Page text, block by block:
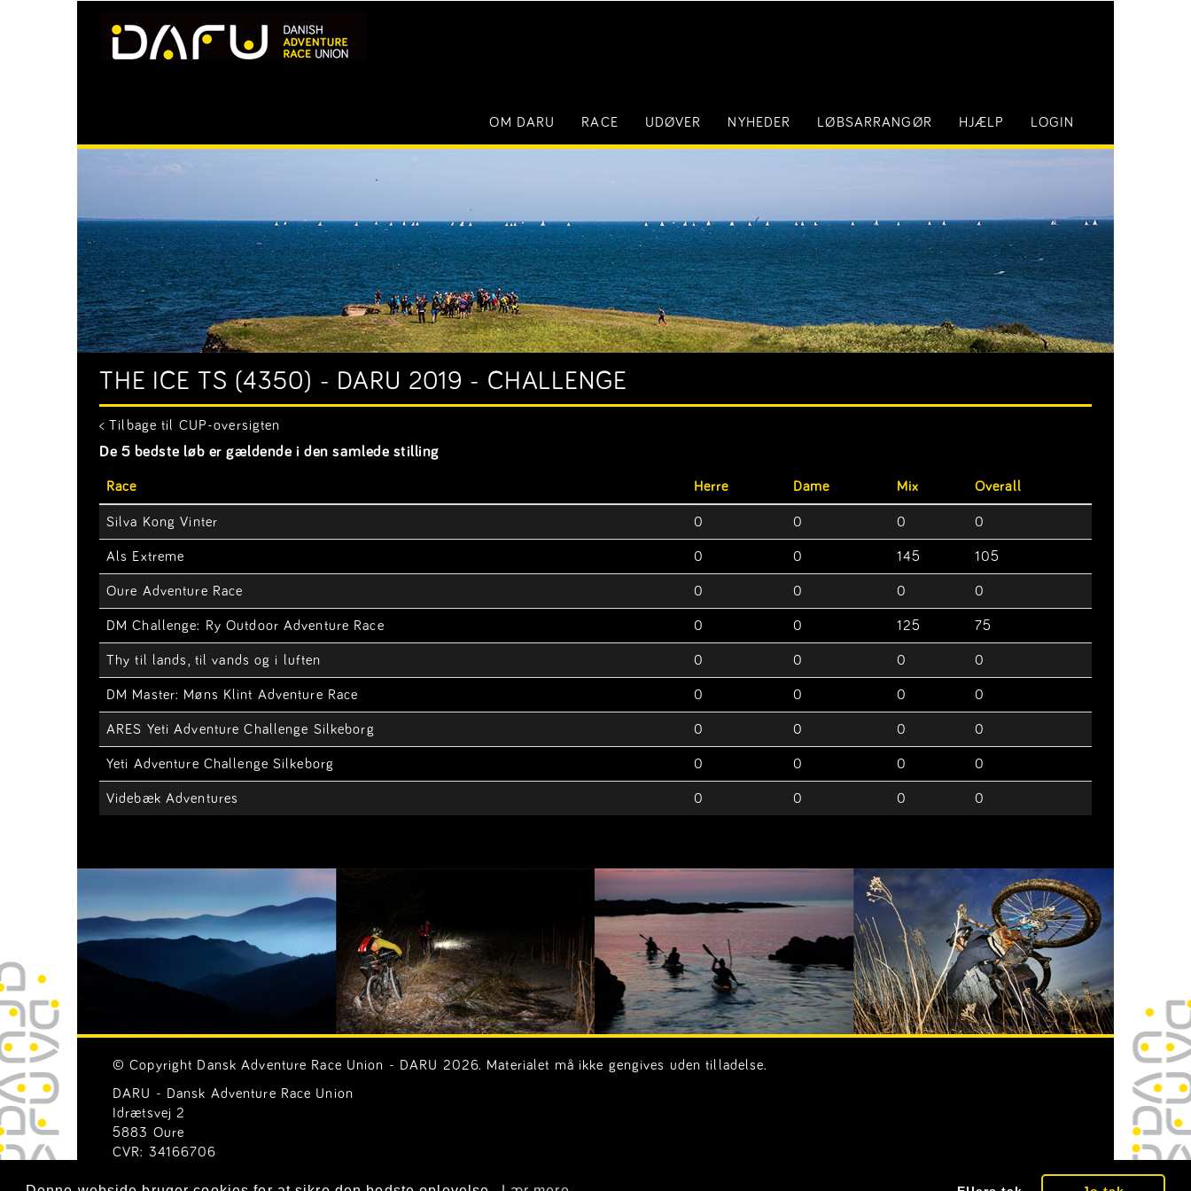
OM DARU RACE UDØVER NYHEDER LØBSARRANGØR HJÆLP LOGIN
THE ICE TS (4350) - DARU 2019 - CHALLENGE
< Tilbage til CUP-oversigten
De 5 bedste løb er gældende i den samlede stilling
Race Herre Dame Mix Overall
Silva Kong Vinter 0 0 0 0
Als Extreme 0 0 145 105
Oure Adventure Race 0 0 0 0
DM Challenge: Ry Outdoor Adventure Race 0 0 125 75
Thy til lands, til vands og i luften 0 0 0 0
DM Master: Møns Klint Adventure Race 0 0 0 0
ARES Yeti Adventure Challenge Silkeborg 0 0 0 0
Yeti Adventure Challenge Silkeborg 0 0 0 0
Videbæk Adventures 0 0 0 0
© Copyright Dansk Adventure Race Union - DARU 2026. Materialet må ikke gengives uden tilladelse.
DARU - Dansk Adventure Race Union
Idrætsvej 2
5883 Oure
CVR: 34166706